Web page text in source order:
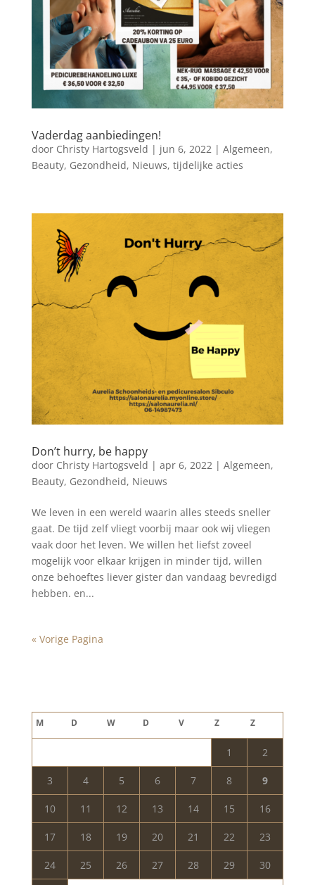
Vaderdag aanbiedingen!
door Christy Hartogsveld | jun 6, 2022| Algemeen,
Beauty, Gezondheid, Nieuws, tijdelijke acties
Don’t hurry, be happy
door Christy Hartogsveld | apr 6, 2022| Algemeen,
Beauty, Gezondheid, Nieuws
We leven in een wereld waarin alles steeds sneller
gaat. De tijd zelf vliegt voorbij maar ook wij vliegen
vaak door het leven. We willen het liefst zoveel
mogelijk voor elkaar krijgen in minder tijd, willen
onze behoeftes liever gister dan vandaag bevredigd
hebben. en...
« Vorige Pagina
M D W D V Z Z
1 2
3 4 5 6 7 8 9
10 11 12 13 14 15 16
17 18 19 20 21 22 23
24 25 26 27 28 29 30